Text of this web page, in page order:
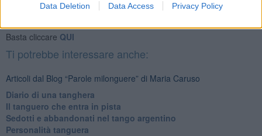
Data Deletion Data Access Privacy Policy
Newsletter QUInews - ToscanaMedia.Arriva gratis tutti i giorni
Basta cliccare QUI
Ti potrebbe interessare anche:
Articoli dal Blog “Parole milonguere” di Maria Caruso
Diario di una tanghera
Il tanguero che entra in pista
Sedotti e abbandonati nel tango argentino
Personalità tanguera